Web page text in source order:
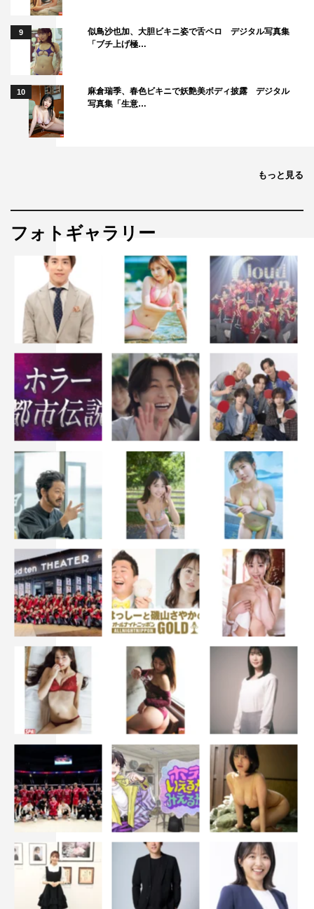
9
似鳥沙也加、大胆ビキニ姿で舌ペロ デジタル写真集
「ブチ上げ極…
10
麻倉瑞季、春色ビキニで妖艶美ボディ披露 デジタル
写真集「生意…
もっと見る
フォトギャラリー